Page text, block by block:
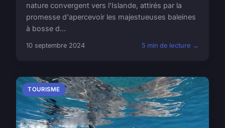
nature convergent vers l'Islande, attirés par la
promesse d'apercevoir les majestueuses baleines
à bosse d...
10 septembre 2024 5 min de lecture →
TOURISME